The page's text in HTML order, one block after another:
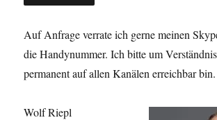
Auf Anfrage verrate ich gerne meinen
die Handynummer. Ich bitte um
permanent auf allen Kanälen erreichbar bin.
Wolf Riepl